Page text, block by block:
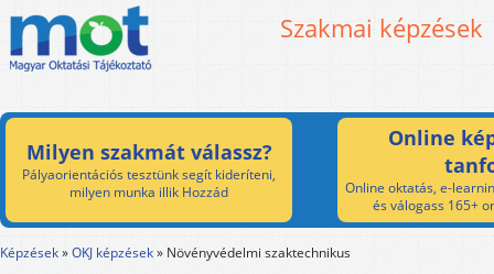
Szakmai képzések
Milyen szakmát válassz?
Pályaorientációs tesztünk segít kideríteni,
milyen munka illik Hozzád
Online
Online oktatás, e-
és válogass 165+
Képzések»OKJ képzések» Növényvédelmi szaktechnikus